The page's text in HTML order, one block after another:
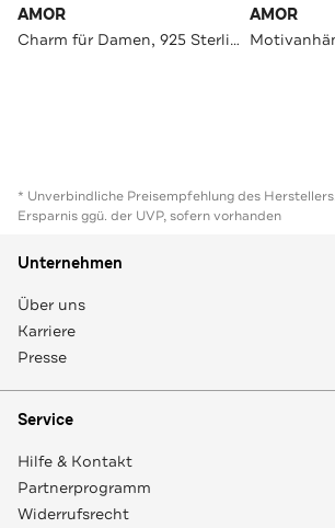
AMOR
Charm für Damen, 925 Sterling Silber, Zirkonia synth.
AMOR
* Unverbindliche Preisempfehlung des
Ersparnis ggü. der UVP, sofern vorhanden
Unternehmen
Über uns
Karriere
Presse
Service
Hilfe & Kontakt
Partnerprogramm
Widerrufsrecht